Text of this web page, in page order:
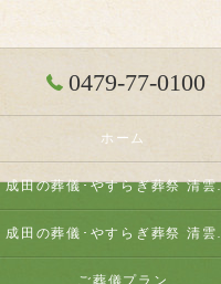
0479-77-0100
ホーム
成田の
成田の
ご葬儀プラン